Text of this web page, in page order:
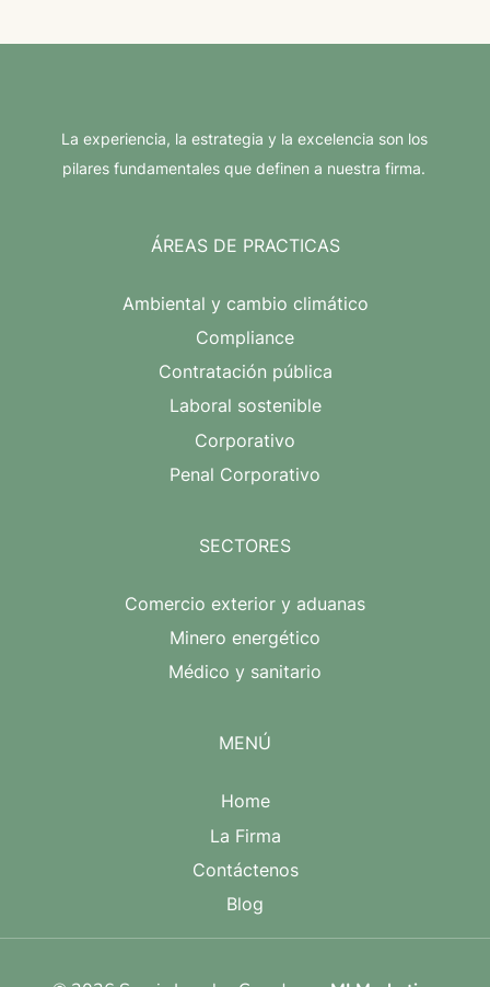
La experiencia, la estrategia y la excelencia son los
pilares fundamentales que definen a nuestra firma.
ÁREAS DE PRACTICAS
Ambiental y cambio climático
Compliance
Contratación pública
Laboral sostenible
Corporativo
Penal Corporativo
SECTORES
Comercio exterior y aduanas
Minero energético
Médico y sanitario
MENÚ
Home
La Firma
Contáctenos
Blog